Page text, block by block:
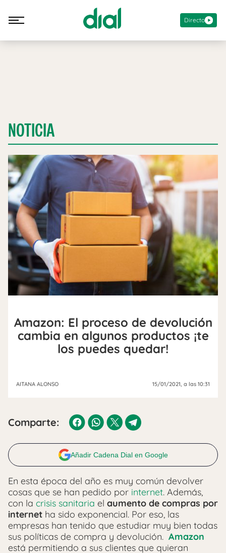
Directo
NOTICIA
Amazon: El proceso de devolución
cambia en algunos productos ¡te
los puedes quedar!
AITANA ALONSO 15/01/2021 , a las 10:31
Comparte:
Añadir Cadena Dial en Google
En esta época del año es muy común devolver
cosas que se han pedido por internet. Además,
con la crisis sanitaria el aumento de compras por
internet ha sido exponencial. Por eso, las
empresas han tenido que estudiar muy bien todas
sus políticas de compra y devolución. Amazon
está permitiendo a sus clientes que quieran